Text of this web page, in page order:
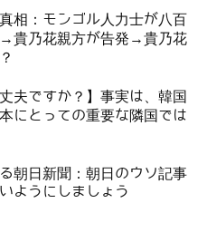
真相：モンゴル人力士が八百
貴乃花親方が告発→貴乃花
夫ですか？】事実は、韓国
にとっての重要な隣国では
朝日新聞：朝日のウソ記事
ようにしましょう